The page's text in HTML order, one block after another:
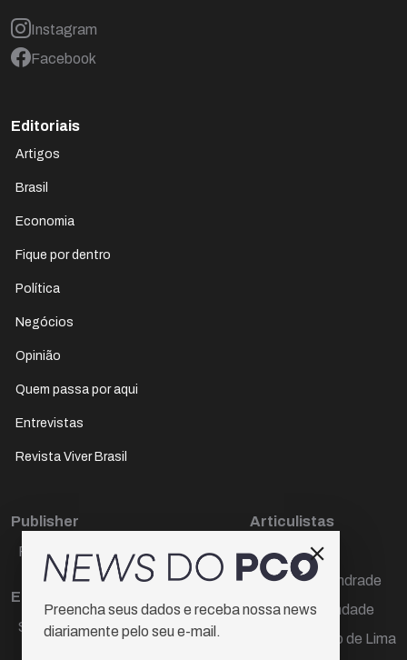
Instagram
Facebook
Editoriais
Artigos
Brasil
Economia
Fique por dentro
Política
Negócios
Opinião
Quem passa por aqui
Entrevistas
Revista Viver Brasil
Publisher
Paulo Cesar de Oliveira
Editora Chefe
Sueli Cotta
Articulistas
Décio Freire
Dr Marcos Andrade
Hamilton Trindade
Igor Carvalho de Lima
Preencha seus dados e receba nossa news
diariamente pelo seu e-mail.